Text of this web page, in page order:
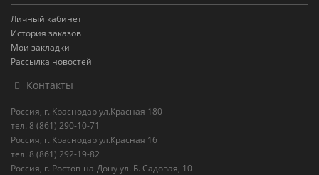
Личный кабинет
История заказов
Мои закладки
Рассылка новостей
Контакты
Россия, г. Краснодар ул.Красная 180
тел. 8 (861) 290-10-71
Россия, г. Краснодар ул.Красная 16
тел. 8 (861) 292-19-82
Россия, г. Ростов-на-Дону ул. Б. Садовая, 10